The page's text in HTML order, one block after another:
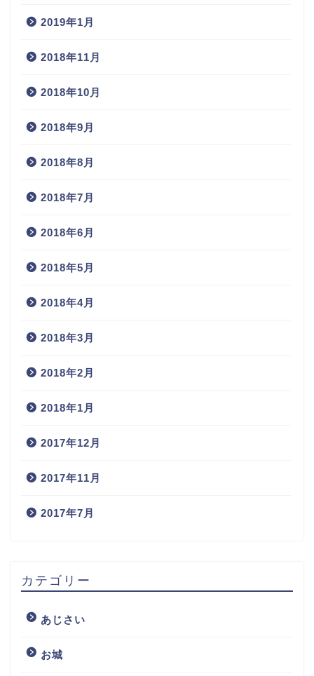
2019年1月
2018年11月
2018年10月
2018年9月
2018年8月
2018年7月
2018年6月
2018年5月
2018年4月
2018年3月
2018年2月
2018年1月
2017年12月
2017年11月
2017年7月
カテゴリー
あじさい
お城